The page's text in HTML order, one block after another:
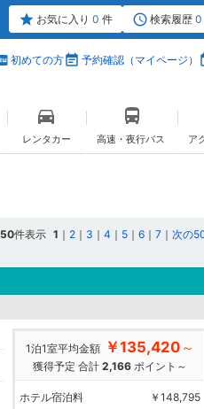
初めての方 予約確認（マイページ）
レンタカー 高速・夜行バス ア
お気に入り 0 件 検索履歴 0
50件表示 1 ｜ 2 ｜ 3 ｜ 4 ｜ 5 ｜ 6 ｜ 7 ｜ 次の
1泊1室平均金額 ￥135,420 ～
獲得予定 合計 2,166 ポイント～
ホテル宿泊料
￥148,795